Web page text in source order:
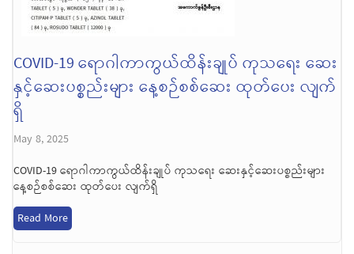
COVID-19 ရောဂါကာကွယ်ထိန်းချုပ် ကုသရေး ဆေး
နှင့်ဆေးပစ္စည်းများ နေ့စဉ်စစ်ဆေး ထုတ်ပေး လျက်
ရှိ
May 8, 2025
COVID-19 ရောဂါကာကွယ်ထိန်းချုပ် ကုသရေး ဆေးနှင့်ဆေးပစ္စည်းများ
နေ့စဉ်စစ်ဆေး ထုတ်ပေး လျက်ရှိ
Read More